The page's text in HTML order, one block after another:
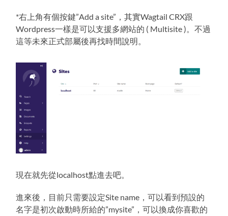
*右上角有個按鍵”Add a site”，其實Wagtail CRX跟
Wordpress一樣是可以支援多網站的 ( Multisite )。不過
這等未來正式部屬後再找時間說明。
現在就先從localhost點進去吧。
進來後，目前只需要設定Site name，可以看到預設的
名字是初次啟動時所給的”mysite”，可以換成你喜歡的